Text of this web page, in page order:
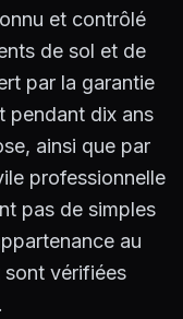
et contrôlé
de sol et de
par la garantie
pendant dix ans
ainsi que par
professionnelle
pas de simples
au
sont vérifiées